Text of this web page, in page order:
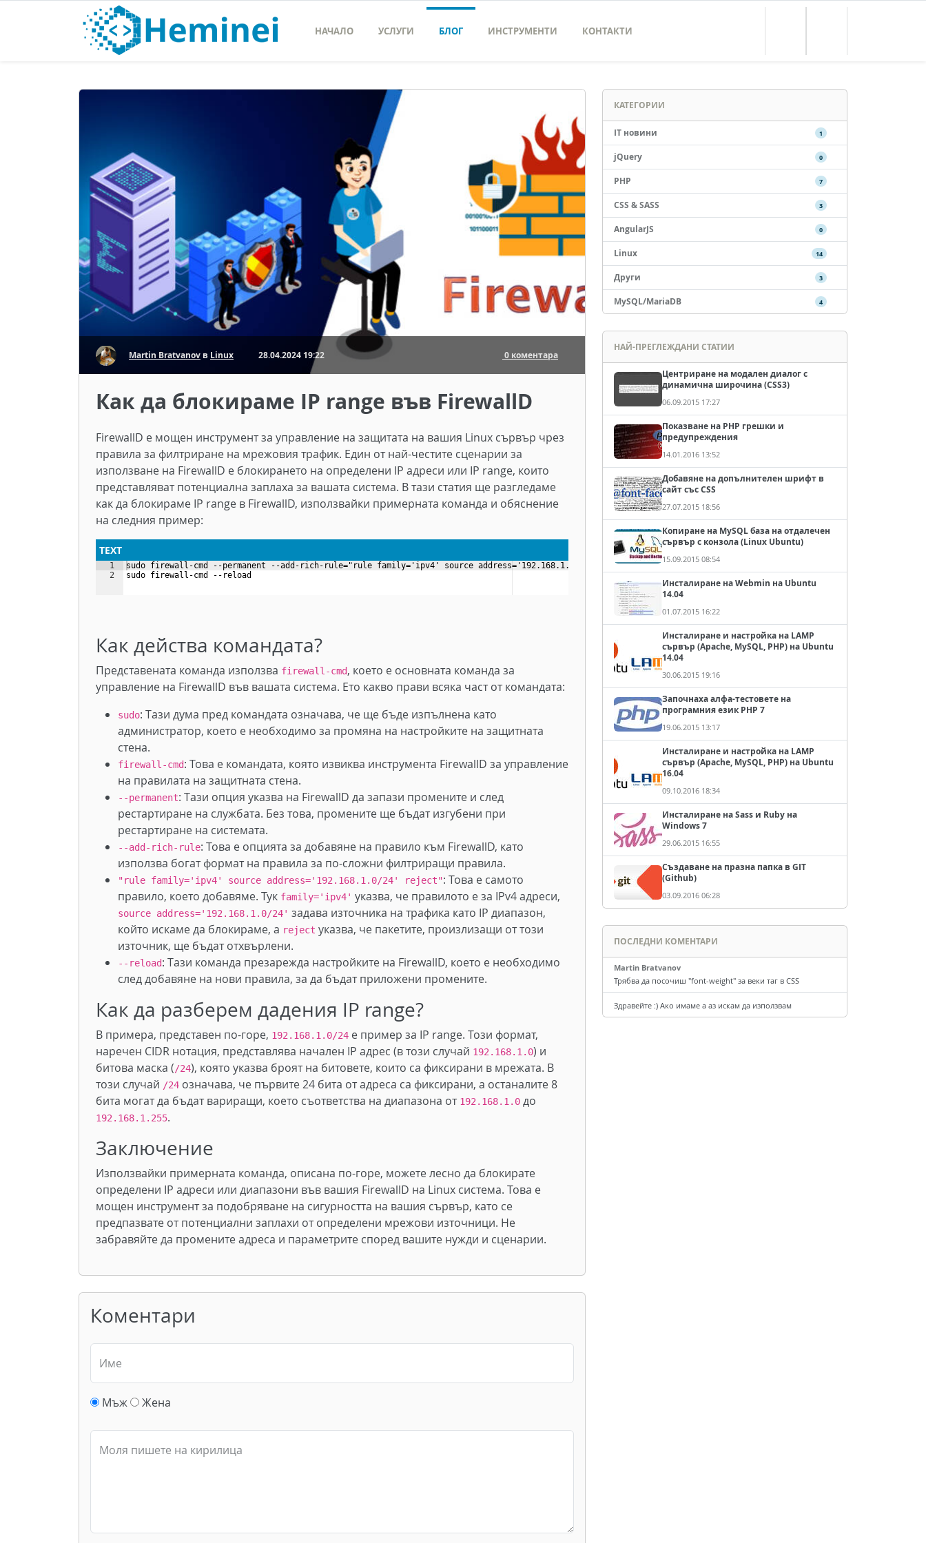
НАЧАЛО УСЛУГИ БЛОГ ИНСТРУМЕНТИ КОНТАКТИ
Martin Bratvanov в Linux 28.04.2024 19:22 0 коментара
Как да блокираме IP range във FirewallD
FirewallD е мощен инструмент за управление на защитата на вашия Linux сървър чрез
правила за филтриране на мрежовия трафик. Един от най-честите сценарии за
използване на FirewallD е блокирането на определени IP адреси или IP range, които
представляват потенциална заплаха за вашата система. В тази статия ще разгледаме
как да блокираме IP range в FirewallD, използвайки примерната команда и обяснение
на следния пример:
TEXT
1
2
sudo firewall-cmd --permanent --add-rich-rule="rule family='ipv4' source address='192.168.1.0/24' reject"
sudo firewall-cmd --reload
Как действа командата?
Представената команда използва firewall-cmd, което е основната команда за
управление на FirewallD във вашата система. Ето какво прави всяка част от командата:
sudo: Тази дума пред командата означава, че ще бъде изпълнена като
администратор, което е необходимо за промяна на настройките на защитната
стена.
firewall-cmd: Това е командата, която извиква инструмента FirewallD за управление
на правилата на защитната стена.
--permanent: Тази опция указва на FirewallD да запази промените и след
рестартиране на службата. Без това, промените ще бъдат изгубени при
рестартиране на системата.
--add-rich-rule: Това е опцията за добавяне на правило към FirewallD, като
използва богат формат на правила за по-сложни филтриращи правила.
"rule family='ipv4' source address='192.168.1.0/24' reject": Това е самото
правило, което добавяме. Тук family='ipv4' указва, че правилото е за IPv4 адреси,
source address='192.168.1.0/24' задава източника на трафика като IP диапазон,
който искаме да блокираме, а reject указва, че пакетите, произлизащи от този
източник, ще бъдат отхвърлени.
--reload: Тази команда презарежда настройките на FirewallD, което е необходимо
след добавяне на нови правила, за да бъдат приложени промените.
Как да разберем дадения IP range?
В примера, представен по-горе, 192.168.1.0/24 е пример за IP range. Този формат,
наречен CIDR нотация, представлява начален IP адрес (в този случай 192.168.1.0) и
битова маска (/24), която указва броят на битовете, които са фиксирани в мрежата. В
този случай /24 означава, че първите 24 бита от адреса са фиксирани, а останалите 8
бита могат да бъдат вариращи, което съответства на диапазона от 192.168.1.0 до
192.168.1.255.
Заключение
Използвайки примерната команда, описана по-горе, можете лесно да блокирате
определени IP адреси или диапазони във вашия FirewallD на Linux система. Това е
мощен инструмент за подобряване на сигурността на вашия сървър, като се
предпазвате от потенциални заплахи от определени мрежови източници. Не
забравяйте да промените адреса и параметрите според вашите нужди и сценарии.
Коментари
Име
Мъж Жена
Моля пишете на кирилица
КАТЕГОРИИ
IT новини 1
jQuery 0
PHP 7
CSS & SASS 3
AngularJS 0
Linux 14
Други 3
MySQL/MariaDB 4
НАЙ-ПРЕГЛЕЖДАНИ СТАТИИ
Центриране на модален диалог с
динамична широчина (CSS3)
06.09.2015 17:27
Показване на PHP грешки и
предупреждения
14.01.2016 13:52
Добавяне на допълнителен шрифт в
сайт със CSS
27.07.2015 18:56
Копиране на MySQL база на отдалечен
сървър с конзола (Linux Ubuntu)
15.09.2015 08:54
Инсталиране на Webmin на Ubuntu
14.04
01.07.2015 16:22
Инсталиране и настройка на LAMP
сървър (Apache, MySQL, PHP) на Ubuntu
14.04
30.06.2015 19:16
Започнаха алфа-тестовете на
програмния език PHP 7
19.06.2015 13:17
Инсталиране и настройка на LAMP
сървър (Apache, MySQL, PHP) на Ubuntu
16.04
09.10.2016 18:34
Инсталиране на Sass и Ruby на
Windows 7
29.06.2015 16:55
Създаване на празна папка в GIT
(Github)
03.09.2016 06:28
ПОСЛЕДНИ КОМЕНТАРИ
Martin Bratvanov
Трябва да посочиш "font-weight" за веки таг в CSS
Здравейте :) Ако имаме а аз искам да използвам